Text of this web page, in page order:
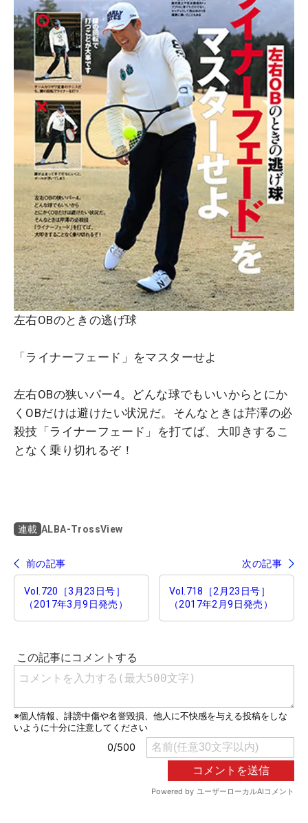
左右OBのときの逃げ球
「ライナーフェード」をマスターせよ
左右OBの狭いパー4。どんな球でもいいからとにか
くOBだけは避けたい状況だ。そんなときは芹澤の必
殺技「ライナーフェード」を打てば、大叩きするこ
となく乗り切れるぞ！
連載 ALBA-TrossView
前の記事 次の記事
Vol.720［3月23日号］
（2017年3月9日発売）
Vol.718［2月23日号］
（2017年2月9日発売）